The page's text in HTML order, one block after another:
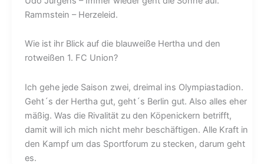
Rammstein – Herzeleid.
Wie ist ihr Blick auf die blauweiße Hertha und den
rotweißen 1. FC Union?
Ich gehe jede Saison zwei, dreimal ins Olympiastadion.
Geht´s der Hertha gut, geht´s Berlin gut. Also alles eher
mäßig. Was die Rivalität zu den Köpenickern betrifft,
damit will ich mich nicht mehr beschäftigen. Alle Kraft in
den Kampf um das Sportforum zu stecken, darum geht
es.